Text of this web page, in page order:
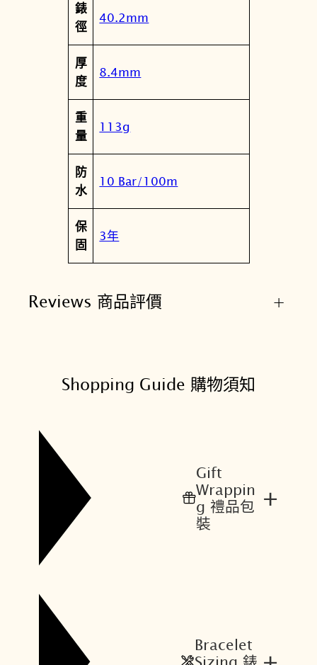
錶
徑
40.2mm
厚
度
8.4mm
重
量
113g
防
水
10 Bar/100m
保
固
3年
Reviews 商品評價 +
Shopping Guide 購物須知
Gift
Wrappin
g 禮品包
裝
+
Bracelet
Sizing 錶